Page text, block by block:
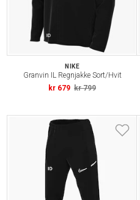
NIKE
Granvin IL Regnjakke Sort/Hvit
kr 679 kr 799